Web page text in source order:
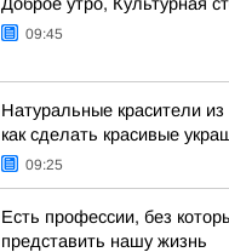
09:45
Натуральные красители
как сделать красивые
09:25
Есть профессии, без
представить нашу жизнь